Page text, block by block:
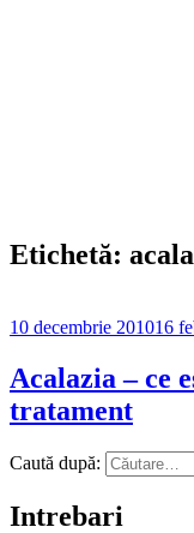
Etichetă:
10 decembrie 201016
Acalazia – ce
tratament
Caută după:
Intrebari